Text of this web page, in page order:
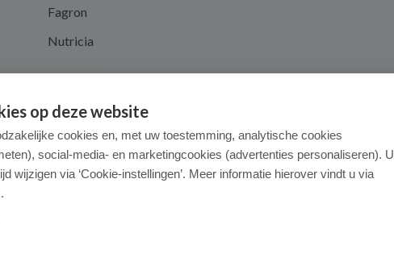
Fagron
Nutricia
op deze website
cookies en, met uw toestemming, analytische cookies
social-media- en marketingcookies (advertenties personaliseren). U
wijzigen via ‘Cookie-instellingen’. Meer informatie hierover vindt u via
en persoonlijk